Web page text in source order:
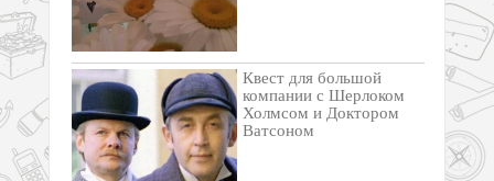
Квест для большой
компании с Шерлоком
Холмсом и Доктором
Ватсоном